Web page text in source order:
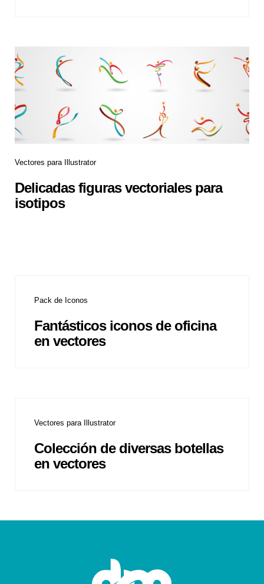
Vectores para Illustrator
Delicadas figuras vectoriales para
isotipos
Pack de Iconos
Fantásticos iconos de oficina
en vectores
Vectores para Illustrator
Colección de diversas botellas
en vectores